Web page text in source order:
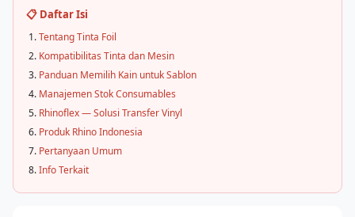
📋 Daftar Isi
Tentang Tinta Foil
Kompatibilitas Tinta dan Mesin
Panduan Memilih Kain untuk Sablon
Manajemen Stok Consumables
Rhinoflex — Solusi Transfer Vinyl
Produk Rhino Indonesia
Pertanyaan Umum
Info Terkait